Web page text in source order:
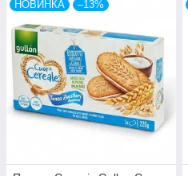
НОВИНКА –13%